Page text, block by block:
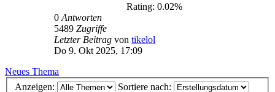
Rating: 0.02%
0 Antworten
5489 Zugriffe
Letzter Beitrag von tikelol
Do 9. Okt 2025, 17:09
Neues Thema
Anzeigen:
Sortiere nach: